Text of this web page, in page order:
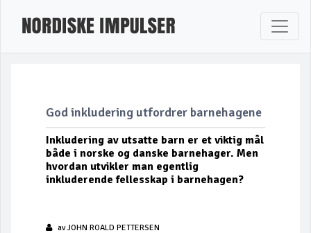
God inkludering utfordrer barnehagene
Inkludering av utsatte barn er et viktig mål
både i norske og danske barnehager. Men
hvordan utvikler man egentlig
inkluderende fellesskap i barnehagen?
avJOHN ROALD PETTERSEN